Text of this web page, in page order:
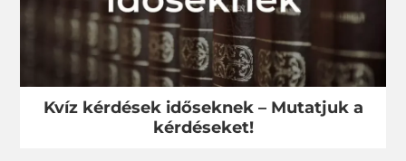
Kvíz kérdések időseknek – Mutatjuk a
kérdéseket!